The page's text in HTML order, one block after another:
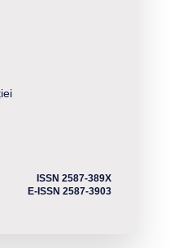
ISSN 2587-389X
E-ISSN 2587-3903